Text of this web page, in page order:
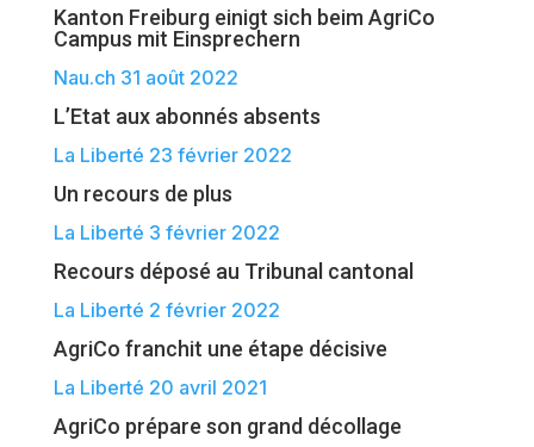
Kanton Freiburg einigt sich beim AgriCo
Campus mit Einsprechern
Nau.ch 31 août 2022
L’Etat aux abonnés absents
La Liberté 23 février 2022
Un recours de plus
La Liberté 3 février 2022
Recours déposé au Tribunal cantonal
La Liberté 2 février 2022
AgriCo franchit une étape décisive
La Liberté 20 avril 2021
AgriCo prépare son grand décollage